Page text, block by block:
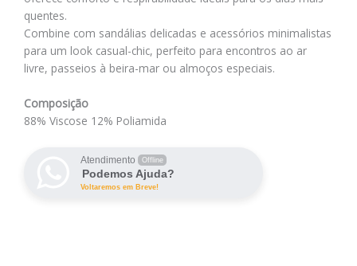
quentes.
Combine com sandálias delicadas e acessórios minimalistas
para um look casual-chic, perfeito para encontros ao ar
livre, passeios à beira-mar ou almoços especiais.
Composição
88% Viscose 12% Poliamida
Atendimento Offline
Podemos Ajuda?
Voltaremos em Breve!